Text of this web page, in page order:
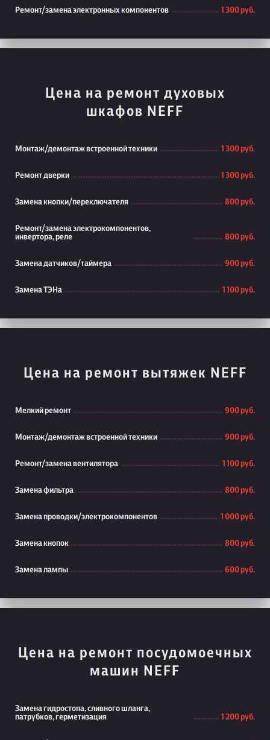
Ремонт/замена электронных компонентов 1 300 руб.
Цена на ремонт духовых
шкафов NEFF
Монтаж/демонтаж встроенной техники 1 300 руб.
Ремонт дверки 1 300 руб.
Замена кнопки/переключателя 800 руб.
Ремонт/замена электрокомпонентов,
инвертора, реле
800 руб.
Замена датчиков/таймера 900 руб.
Замена ТЭНа 1 100 руб.
Цена на ремонт вытяжек NEFF
Мелкий ремонт 900 руб.
Монтаж/демонтаж встроенной техники 900 руб.
Ремонт/замена вентилятора 1 100 руб.
Замена фильтра 800 руб.
Замена проводки/электрокомпонентов 1 000 руб.
Замена кнопок 800 руб.
Замена лампы 600 руб.
Цена на ремонт посудомоечных
машин NEFF
Замена гидростопа, сливного шланга,
патрубков, герметизация
1 200 руб.